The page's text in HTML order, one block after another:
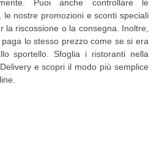
Puoi anche controllare le
le nostre promozioni e sconti speciali
la riscossione o la consegna. Inoltre,
lo stesso prezzo come se si era
sportello. Sfoglia i ristoranti nella
e scopri il modo più semplice